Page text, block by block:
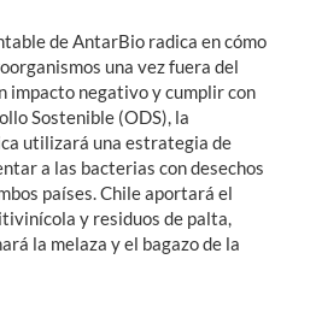
de AntarBio radica en cómo
una vez fuera del
impacto negativo y cumplir con
Sostenible (ODS), la
utilizará una estrategia de
a las bacterias con desechos
países. Chile aportará el
y residuos de palta,
la melaza y el bagazo de la